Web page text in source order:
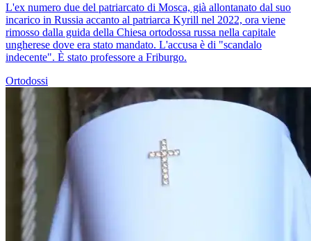
L'ex numero due del patriarcato di Mosca, già allontanato dal suo
incarico in Russia accanto al patriarca Kyrill nel 2022, ora viene
rimosso dalla guida della Chiesa ortodossa russa nella capitale
ungherese dove era stato mandato. L'accusa è di "scandalo
indecente". È stato professore a Friburgo.
Ortodossi